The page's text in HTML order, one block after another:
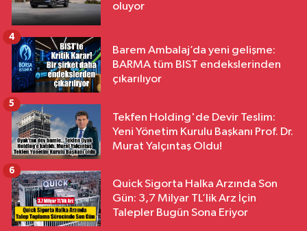
oluyor
Barem Ambalaj’da yeni gelişme:
BARMA tüm BIST endekslerinden
çıkarılıyor
4
Tekfen Holding'de Devir Teslim:
Yeni Yönetim Kurulu Başkanı Prof. Dr.
Murat Yalçıntaş Oldu!
5
Quick Sigorta Halka Arzında Son
Gün: 3,7 Milyar TL’lik Arz İçin
Talepler Bugün Sona Eriyor
6